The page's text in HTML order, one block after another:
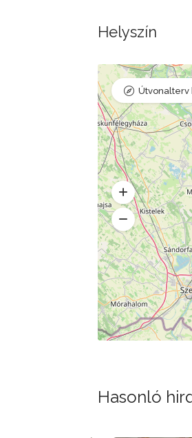
Helyszín
Útvonalterv
Hasonló